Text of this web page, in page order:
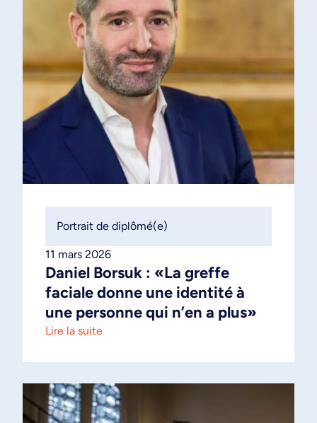
11 mars 2026
Portrait de diplômé(e)
Daniel Borsuk : «La greffe
faciale donne une identité à
une personne qui n’en a plus»
Lire la suite